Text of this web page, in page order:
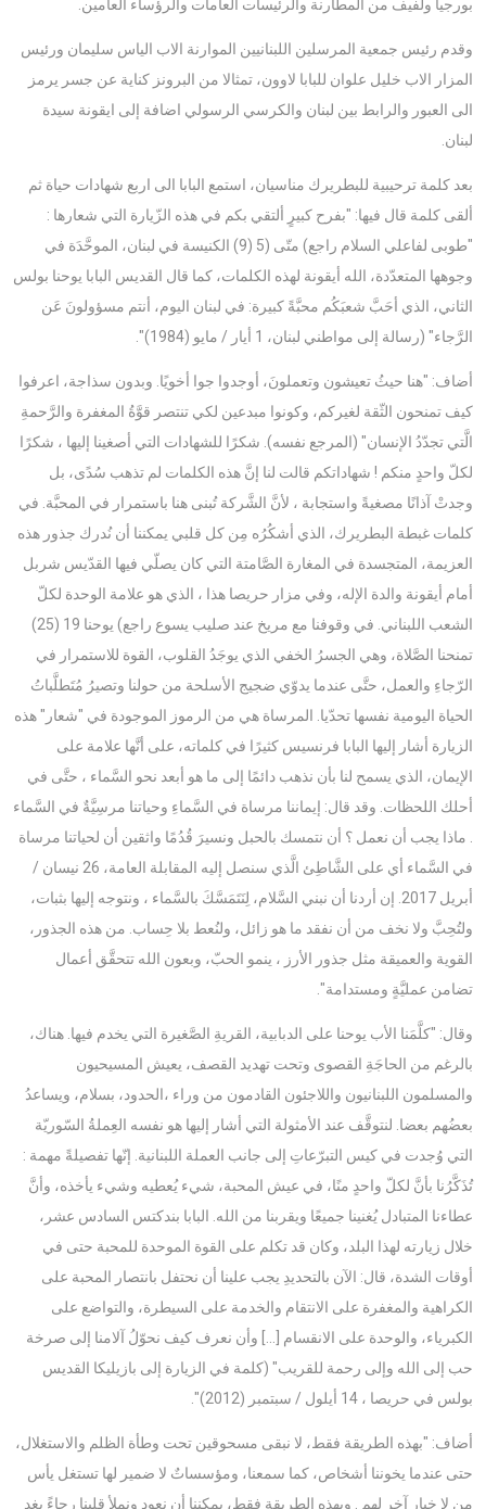
بورجيا ولفيف من المطارنة والرئيسات العامات والرؤساء العامين.
وقدم رئيس جمعية المرسلين اللبنانيين الموارنة الاب الياس سليمان ورئيس
المزار الاب خليل علوان للبابا لاوون، تمثالا من البرونز كناية عن جسر يرمز
الى العبور والرابط بين لبنان والكرسي الرسولي اضافة إلى ايقونة سيدة
لبنان.
بعد كلمة ترحيبية للبطريرك مناسيان، استمع البابا الى اربع شهادات حياة ثم
ألقى كلمة قال فيها: "بفرح كبيرٍ ألتقي بكم في هذه الزّيارة التي شعارها :
"طوبى لفاعلي السلام راجع) متّى (5 (9) الكنيسة في لبنان، الموحَّدَة في
وجوهها المتعدّدة، الله أيقونة لهذه الكلمات، كما قال القديس البابا يوحنا بولس
الثاني، الذي أحَبَّ شعبَكُم محبَّةً كبيرة: في لبنان اليوم، أنتم مسؤولونَ عَن
الرَّجاء" (رسالة إلى مواطني لبنان، 1 أيار / مايو (1984)".
أضاف: "هنا حيثُ تعيشون وتعملونَ، أوجدوا جوا أخويًا. وبدون سذاجة، اعرفوا
كيف تمنحون الثّقة لغيركم، وكونوا مبدعين لكي تنتصر قوَّةُ المغفرة والرَّحمةِ
الَّتي تجدّدُ الإنسان" (المرجع نفسه). شكرًا للشهادات التي أصغينا إليها ، شكرًا
لكلّ واحدٍ منكم ! شهاداتكم قالت لنا إنَّ هذه الكلمات لم تذهب سُدًى، بل
وجدتْ آذانًا مصغيةً واستجابة ، لأنَّ الشَّركة تُبنى هنا باستمرار في المحبَّة. في
كلمات غبطة البطريرك، الذي أشكُرُه مِن كل قلبي يمكننا أن نُدرك جذور هذه
العزيمة، المتجسدة في المغارة الصَّامتة التي كان يصلّي فيها القدّيس شربل
أمام أيقونة والدة الإله، وفي مزار حريصا هذا ، الذي هو علامة الوحدة لكلّ
الشعب اللبناني. في وقوفنا مع مريخ عند صليب يسوع راجع) يوحنا 19 (25)
تمنحنا الصَّلاة، وهي الجسرُ الخفي الذي يوجَدُ القلوب، القوة للاستمرار في
الرّجاءِ والعمل، حتَّى عندما يدوّي ضجيج الأسلحة من حولنا وتصيرُ مُتَطلَّباتُ
الحياة اليومية نفسها تحدّيا. المرساة هي من الرموز الموجودة في "شعار" هذه
الزيارة أشار إليها البابا فرنسيس كثيرًا في كلماته، على أنَّها علامة على
الإيمان، الذي يسمح لنا بأن نذهب دائمًا إلى ما هو أبعد نحو السَّماء ، حتَّى في
أحلك اللحظات. وقد قال: إيماننا مرساة في السَّماءِ وحياتنا مرسِيَّةٌ في السَّماء
. ماذا يجب أن نعمل ؟ أن نتمسك بالحبل ونسيرَ قُدُمًا واثقين أن لحياتنا مرساة
في السَّماء أي على الشَّاطِئ الَّذي سنصل إليه المقابلة العامة، 26 نيسان /
أبريل 2017. إن أردنا أن نبني السَّلام، لِنَتَمَسَّكَ بالسَّماء ، ونتوجه إليها بثبات،
ولتُحِبَّ ولا نخف من أن نفقد ما هو زائل، ولنُعط بلا حِساب. من هذه الجذور،
القوية والعميقة مثل جذور الأرز ، ينمو الحبّ، وبعون الله تتحقَّق أعمال
تضامن عمليَّةٍ ومستدامة".
وقال: "كلَّمَنا الأب يوحنا على الدبابية، القريةِ الصَّغيرة التي يخدم فيها. هناك،
بالرغم من الحاجَةِ القصوى وتحت تهديد القصف، يعيش المسيحيون
والمسلمون اللبنانيون واللاجئون القادمون من وراء ،الحدود، بسلام، ويساعدُ
بعضُهم بعضا. لنتوقَّف عند الأمثولة التي أشار إليها هو نفسه العِملةُ السّوريّة
التي وُجدت في كيس التبرّعاتِ إلى جانب العملة اللبنانية. إنّها تفصيلةً مهمة :
تُذَكَّرُنا بأنَّ لكلّ واحدٍ منًا، في عيش المحبة، شيء يُعطيه وشيء يأخذه، وأنَّ
عطاءنا المتبادل يُغنينا جميعًا ويقربنا من الله. البابا بندكتس السادس عشر،
خلال زيارته لهذا البلد، وكان قد تكلم على القوة الموحدة للمحبة حتى في
أوقات الشدة، قال: الآن بالتحديدِ يجب علينا أن نحتفل بانتصار المحبة على
الكراهية والمغفرة على الانتقام والخدمة على السيطرة، والتواضع على
الكبرياء، والوحدة على الانقسام [...] وأن نعرف كيف نحوّلُ آلامنا إلى صرخة
حب إلى الله وإلى رحمة للقريب" (كلمة في الزيارة إلى بازيليكا القديس
بولس في حريصا ، 14 أيلول / سبتمبر (2012)".
أضاف: "بهذه الطريقة فقط، لا نبقى مسحوقين تحت وطأة الظلم والاستغلال،
حتى عندما يخوننا أشخاص، كما سمعنا، ومؤسساتٌ لا ضمير لها تستغل يأس
من لا خيار آخر لهم . وبهذه الطريقة فقط، يمكننا أن نعود ونملأ قلبنا رجاءً بغدٍ